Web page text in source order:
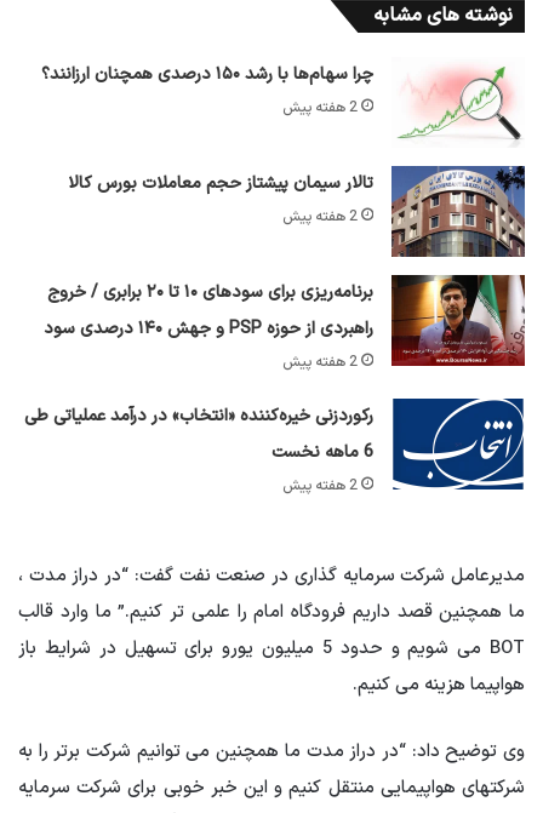
نوشته های مشابه
چرا سهام‌ها با رشد ۱۵۰ درصدی همچنان ارزانند؟
2 هفته پیش
تالار سیمان پیشتاز حجم معاملات بورس کالا
2 هفته پیش
برنامه‌ریزی برای سود‌های ۱۰ تا ۲۰ برابری / خروج
راهبردی از حوزه PSP و جهش ۱۴۰ درصدی سود
2 هفته پیش
رکوردزنی خیره‌کننده «انتخاب» در درآمد عملیاتی طی
6 ماهه نخست
2 هفته پیش
مدیرعامل شرکت سرمایه گذاری در صنعت نفت گفت: “در دراز مدت ،
ما همچنین قصد داریم فرودگاه امام را علمی تر کنیم.” ما وارد قالب
BOT می شویم و حدود 5 میلیون یورو برای تسهیل در شرایط باز
هواپیما هزینه می کنیم.
وی توضیح داد: “در دراز مدت ما همچنین می توانیم شرکت برتر را به
شرکتهای هواپیمایی منتقل کنیم و این خبر خوبی برای شرکت سرمایه